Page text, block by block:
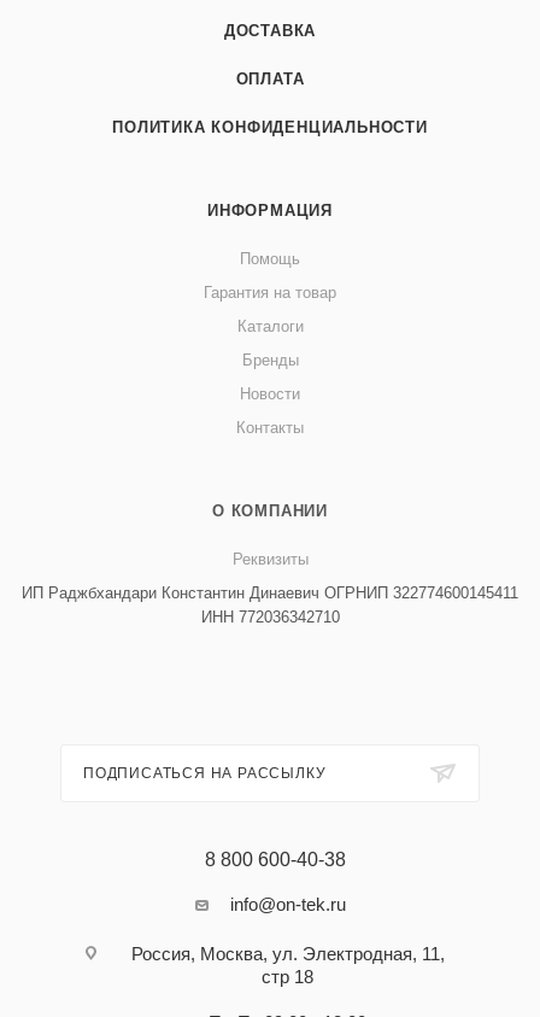
ДОСТАВКА
ОПЛАТА
ПОЛИТИКА КОНФИДЕНЦИАЛЬНОСТИ
ИНФОРМАЦИЯ
Помощь
Гарантия на товар
Каталоги
Бренды
Новости
Контакты
О КОМПАНИИ
Реквизиты
ИП Раджбхандари Константин Динаевич ОГРНИП 322774600145411
ИНН 772036342710
ПОДПИСАТЬСЯ НА РАССЫЛКУ
8 800 600-40-38
info@on-tek.ru
Россия, Москва, ул. Электродная, 11,
стр 18